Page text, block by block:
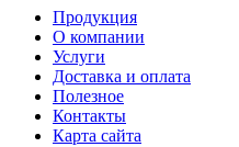
Продукция
О компании
Услуги
Доставка и оплата
Полезное
Контакты
Карта сайта